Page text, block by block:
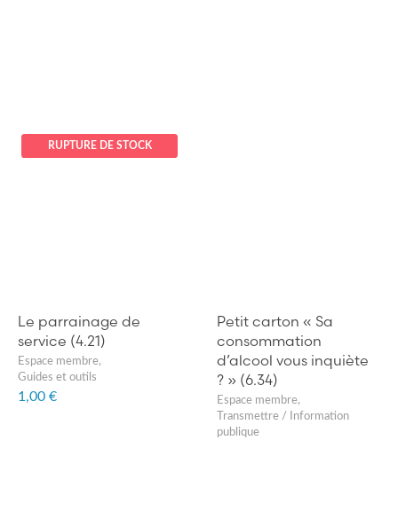
RUPTURE DE STOCK
Le parrainage de
service (4.21)
Espace membre,
Guides et outils
1,00 €
Petit carton « Sa
consommation
d’alcool vous inquiète
? » (6.34)
Espace membre,
Transmettre / Information
publique